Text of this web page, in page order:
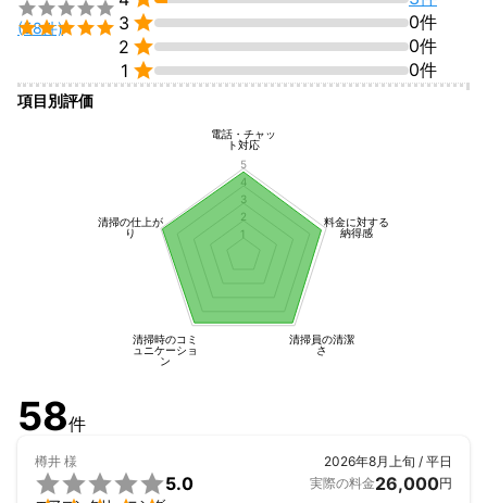
┗━━━━━━━━━━━━━┛
★☆★当店の安心★☆★
1⃣ 天然植物エコ洗剤「えがおの力」を中心に
▶お子様・アレルギーのある方でも安心
2⃣お子様 ペットも同室OK
▶作業中、お部屋にいても大丈夫ですよ！
私も娘を持つパパですし、動物好きですので
ご安心してご依頼ください。
3⃣ 親切・丁寧な接客
▶サービス業26年の経験を活かして、お客様
▶▶▶お客様の心・気持ちもキレイに！▶▶▶
4⃣定額料金制
▶汚れ具合による追加料金はございません


(58件)
3 
0件
2 
0件
1  0件
項目別評価
電話・チャッ
ト対応
料金に対する
納得感
清掃員の清潔
さ
清掃時のコミ
ュニケーショ
ン
清掃の仕上が
り
1
2
3
4
5
58件
樽井 様
5.0
2026年8月上旬 / 平日
実際の料金26,000円